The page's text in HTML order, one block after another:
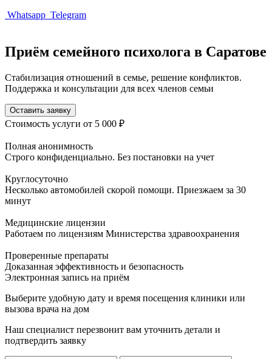
Whatsapp Telegram
Приём семейного психолога в Саратове
Стабилизация отношений в семье, решение конфликтов.
Поддержка и консультации для всех членов семьи
Оставить заявку
Стоимость услуги от 5 000 ₽
Полная анонимность
Строго конфиденциально. Без постановки на учет
Круглосуточно
Несколько автомобилей скорой помощи. Приезжаем за 30
минут
Медицинские лицензии
Работаем по лицензиям Министерства здравоохранения
Проверенные препараты
Доказанная эффективность и безопасность
Электронная запись на приём
Выберите удобную дату и время посещения клиники или
вызова врача на дом
Наш специалист перезвонит вам уточнить детали и
подтвердить заявку